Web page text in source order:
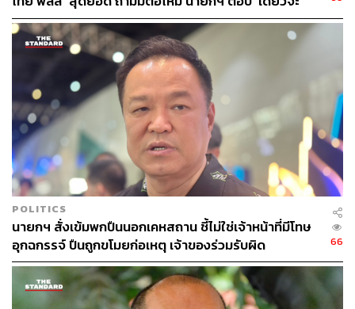
ในส่วนของตนก็ประกาศว่าจะลงเลือกตั้งแบบแบ่งเขต ในเขต
ที่ 4 เพราะจากที่ตนลงพื้นที่ก็ได้รับการตอบรับจากพี่น้อง
ประชาชนดีมาก ตนก็มีความมั่นใจที่จะสร้างประโยชน์ให้ได้
ตามที่ประชาชนต้องการ เหตุผลที่เปลี่ยนมาลงแบบเขต เพราะ
ตนต้องการลงพื้นที่สัมผัสอย่างใกล้ชิดกับพี่น้องประชาชน ซึ่ง
ถ้าตนลงเขตก็จะสามารถเจาะลงพื้นที่ได้
TAGS: การหาเสียง เอกราช ช่างเหลา
การเลือกตั้ง
ขอนแก่น
อนุทิน ชาญวีรกูล พรรคภูมิใจไทย
พยายาม’
POLITICS
นายกฯ สั่งเข้มพกปืนนอกเคหสถาน ชี้ไม่ใช่เจ้าหน้าที่มีโทษ
อุกฉกรรจ์ ปืนถูกขโมยก่อเหตุ เจ้าของร่วมรับผิด
66